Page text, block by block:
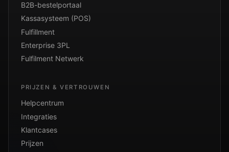
B2B-bestelportaal
Kassasysteem (POS)
Fulfillment
Enterprise 3PL
Fulfilment Netwerk
PRIJZEN & VERTROUWEN
Helpcentrum
Integraties
Klantcases
Prijzen